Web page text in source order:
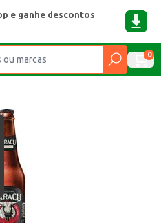
e ganhe descontos
0